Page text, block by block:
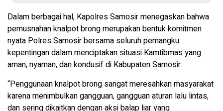
Dalam berbagai hal, Kapolres Samosir menegaskan bahwa
pemusnahan knalpot brong merupakan bentuk komitmen
nyata Polres Samosir bersama seluruh pemangku
kepentingan dalam menciptakan situasi Kamtibmas yang
aman, nyaman, dan kondusif di Kabupaten Samosir.
“Penggunaan knalpot brong sangat meresahkan masyarakat
karena menimbulkan gangguan, gangguan aturan lalu lintas,
dan sering dikaitkan dengan aksi balap liar yang